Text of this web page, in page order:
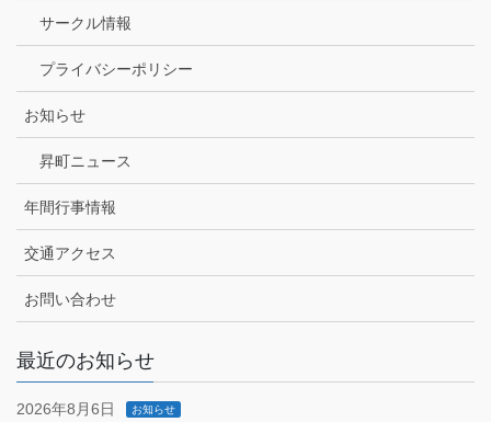
サークル情報
プライバシーポリシー
お知らせ
昇町ニュース
年間行事情報
交通アクセス
お問い合わせ
最近のお知らせ
2026年8月6日 お知らせ